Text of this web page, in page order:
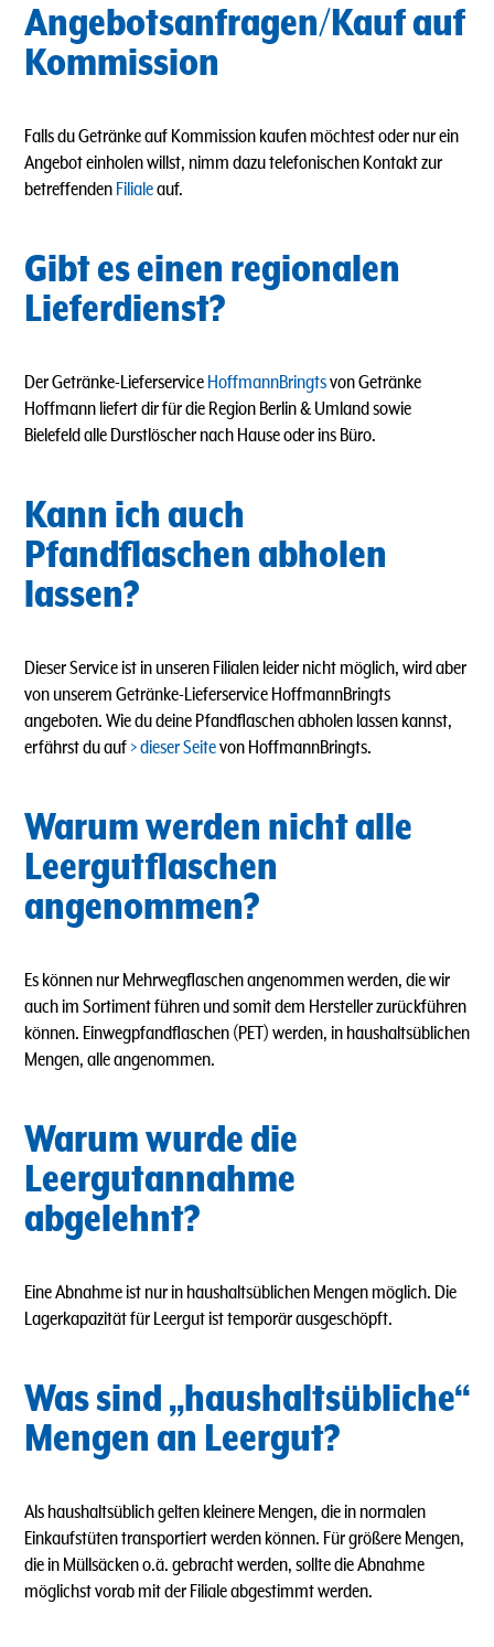
Angebotsanfragen/Kauf auf
Kommission
Falls du Getränke auf Kommission kaufen möchtest oder nur ein
Angebot einholen willst, nimm dazu telefonischen Kontakt zur
betreffenden Filialeauf.
Gibt es einen regionalen
Lieferdienst?
Der Getränke-Lieferservice HoffmannBringtsvon Getränke
Hoffmann liefert dir für die Region Berlin & Umland sowie
Bielefeld alle Durstlöscher nach Hause oder ins Büro.
Kann ich auch
Pfandflaschen abholen
lassen?
Dieser Service ist in unseren Filialen leider nicht möglich, wird aber
von unserem Getränke-Lieferservice HoffmannBringts
angeboten. Wie du deine Pfandflaschen abholen lassen kannst,
erfährst du auf dieser Seitevon HoffmannBringts.
Warum werden nicht alle
Leergutflaschen
angenommen?
Es können nur Mehrwegflaschen angenommen werden, die wir
auch im Sortiment führen und somit dem Hersteller zurückführen
können. Einwegpfandflaschen (PET) werden, in haushaltsüblichen
Mengen, alle angenommen.
Warum wurde die
Leergutannahme
abgelehnt?
Eine Abnahme ist nur in haushaltsüblichen Mengen möglich. Die
Lagerkapazität für Leergut ist temporär ausgeschöpft.
Was sind „haushaltsübliche“
Mengen an Leergut?
Als haushaltsüblich gelten kleinere Mengen, die in normalen
Einkaufstüten transportiert werden können. Für größere Mengen,
die in Müllsäcken o.ä. gebracht werden, sollte die Abnahme
möglichst vorab mit der Filiale abgestimmt werden.